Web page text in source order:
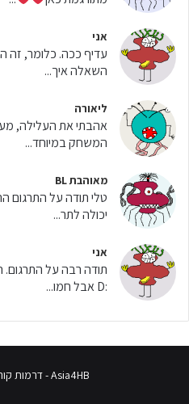
אני
עדיף ככה. כלומר, זה
השאלה איך...
ליאורה
אהבתי את העלילה,
המשחק במיוחד...
מאוהבת BL
טלי תודה על התרגום
יכולה לתר...
אני
תודה רבה על התרגום.
:D אבל חמו...
Asia4HB - דרמות קוריאניות מאז 2010